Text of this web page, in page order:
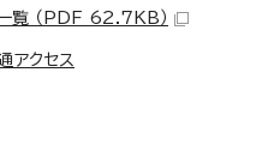
覧 （PDF 62.7KB）
アクセス